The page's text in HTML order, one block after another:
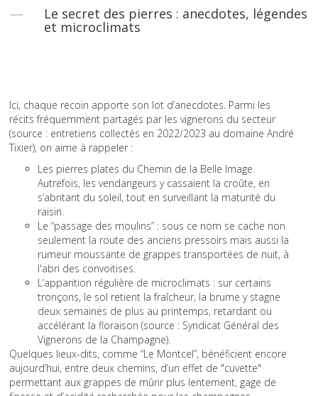
Le secret des pierres : anecdotes, légendes
et microclimats
Ici, chaque recoin apporte son lot d’anecdotes. Parmi les
récits fréquemment partagés par les vignerons du secteur
(source : entretiens collectés en 2022/2023 au domaine André
Tixier), on aime à rappeler :
Les pierres plates du Chemin de la Belle Image.
Autrefois, les vendangeurs y cassaient la croûte, en
s’abritant du soleil, tout en surveillant la maturité du
raisin.
Le “passage des moulins” : sous ce nom se cache non
seulement la route des anciens pressoirs mais aussi la
rumeur moussante de grappes transportées de nuit, à
l'abri des convoitises.
L’apparition régulière de microclimats : sur certains
tronçons, le sol retient la fraîcheur, la brume y stagne
deux semaines de plus au printemps, retardant ou
accélérant la floraison (source : Syndicat Général des
Vignerons de la Champagne).
Quelques lieux-dits, comme “Le Montcel”, bénéficient encore
aujourd’hui, entre deux chemins, d’un effet de "cuvette"
permettant aux grappes de mûrir plus lentement, gage de